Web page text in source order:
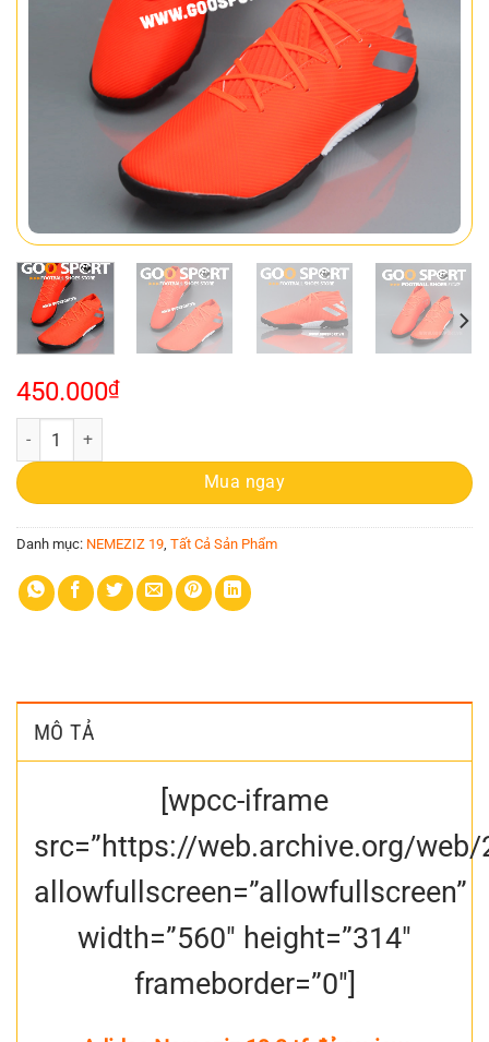
450.000₫
Adidas Nemeziz TF 19.3 đỏ số lượng
Mua ngay
Danh mục: NEMEZIZ 19, Tất Cả Sản Phẩm
MÔ TẢ
[wpcc-iframe
src=”https://web.archive.org/
allowfullscreen=”allowfullscreen”
width=”560″ height=”314″
frameborder=”0″]